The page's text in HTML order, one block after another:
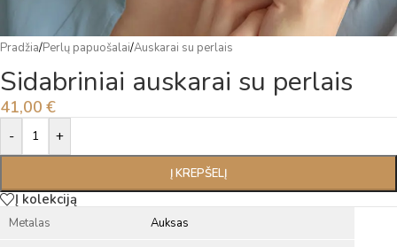
Pradžia/Perlų papuošalai/Auskarai su perlais
Sidabriniai auskarai su perlais
41,00 €
- +
Į KREPŠELĮ
Alternative:
Į kolekciją
Metalas Auksas